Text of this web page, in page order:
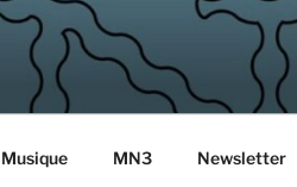
3
Musique MN3 Newsletter